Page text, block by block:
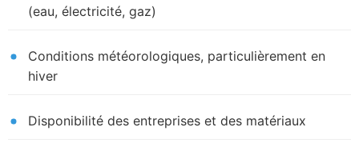
(eau, électricité, gaz)
Conditions météorologiques, particulièrement en
hiver
Disponibilité des entreprises et des matériaux